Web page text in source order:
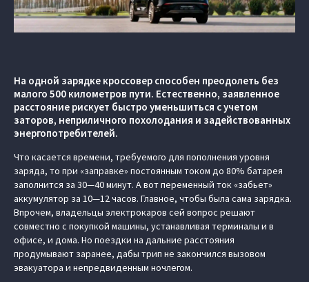
На одной зарядке кроссовер способен преодолеть без
малого 500 километров пути. Естественно, заявленное
расстояние рискует быстро уменьшиться с учетом
заторов, неприличного похолодания и задействованных
энергопотребителей.
Что касается времени, требуемого для пополнения уровня
заряда, то при «заправке» постоянным током до 80% батарея
заполнится за 30—40 минут. А вот переменный ток «забьет»
аккумулятор за 10—12 часов. Главное, чтобы была сама зарядка.
Впрочем, владельцы электрокаров сей вопрос решают
совместно с покупкой машины, устанавливая терминалы и в
офисе, и дома. Но поездки на дальние расстояния
продумывают заранее, дабы трип не закончился вызовом
эвакуатора и непредвиденным ночлегом.